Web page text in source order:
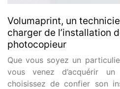
Volumaprint, un
charger de l’installation
photocopieur
Que vous soyez un
vous venez d’acquérir un
choisissez de confier son